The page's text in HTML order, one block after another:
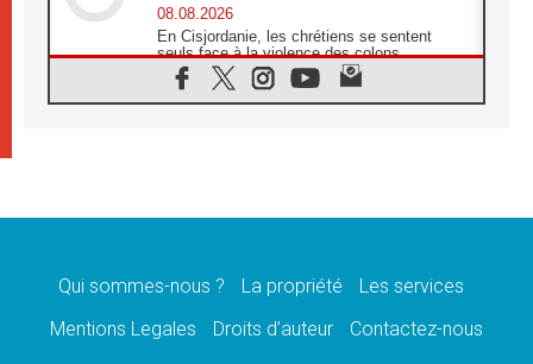
08.08.2026
En Cisjordanie, les chrétiens se sentent
seuls face à la violence des colons
08.08.2026
Léon XIV au sanctuaire de Notre Dame du
08.08.2026
08.08.2026
catholiques
Qui sommes-nous ? La propriété
Les services
Mentions Legales
Droits d’auteur Contactez-nous